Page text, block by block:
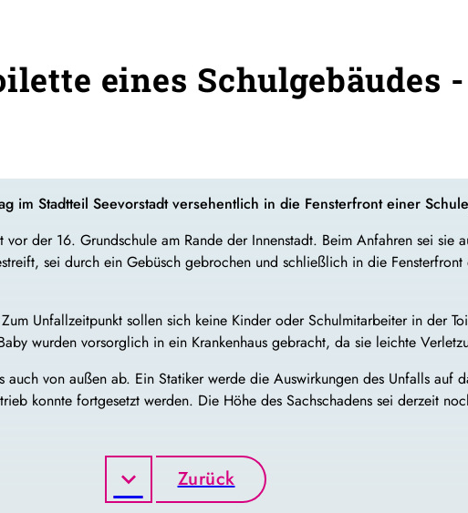
eines Schulgebäudes
im Stadtteil Seevorstadt versehentlich in die Fensterfront einer
der 16. Grundschule am Rande der Innenstadt. Beim Anfahren sei sie
sei durch ein Gebüsch gebrochen und schließlich in die
Unfallzeitpunkt sollen sich keine Kinder oder Schulmitarbeiter in der
wurden vorsorglich in ein Krankenhaus gebracht, da sie leichte
von außen ab. Ein Statiker werde die Auswirkungen des Unfalls auf
konnte fortgesetzt werden. Die Höhe des Sachschadens sei derzeit
Zurück